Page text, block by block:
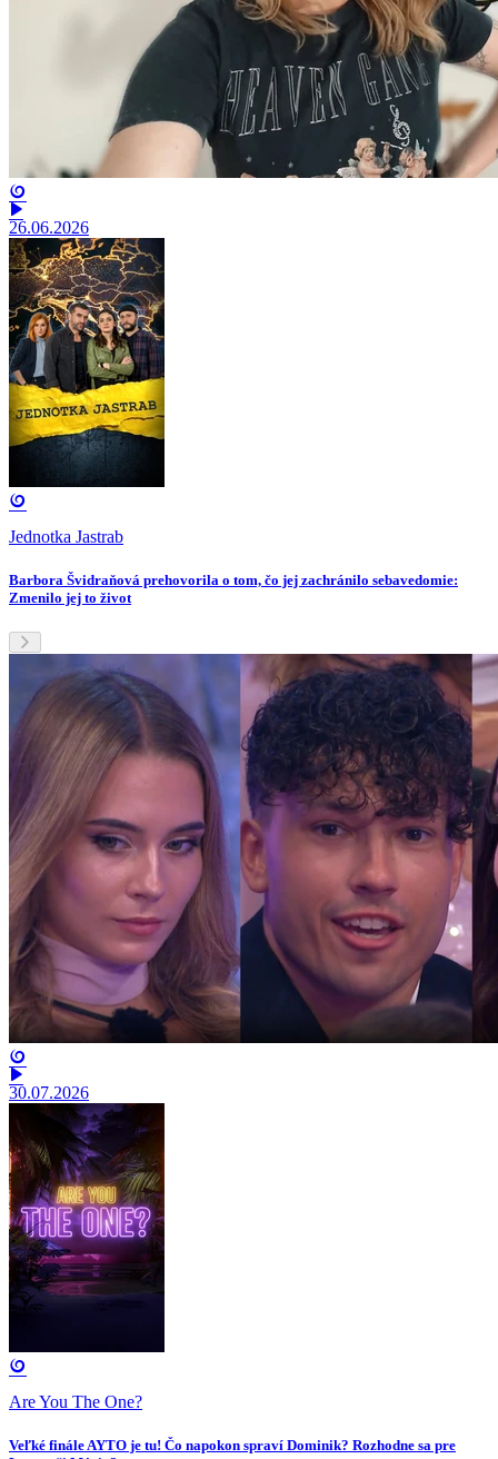
26.06.2026
Jednotka Jastrab
Barbora Švidraňová prehovorila o tom, čo jej zachránilo sebavedomie:
Zmenilo jej to život
30.07.2026
Are You The One?
Veľké finále AYTO je tu! Čo napokon spraví Dominik? Rozhodne sa pre